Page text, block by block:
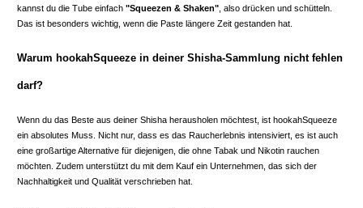
kannst du die Tube einfach "Squeezen & Shaken" , also drücken und schütteln.
Das ist besonders wichtig, wenn die Paste längere Zeit gestanden hat.
Warum hookahSqueeze in deiner Shisha-Sammlung nicht fehlen
darf?
Wenn du das Beste aus deiner Shisha herausholen möchtest, ist hookahSqueeze
ein absolutes Muss. Nicht nur, dass es das Raucherlebnis intensiviert, es ist auch
eine großartige Alternative für diejenigen, die ohne Tabak und Nikotin rauchen
möchten. Zudem unterstützt du mit dem Kauf ein Unternehmen, das sich der
Nachhaltigkeit und Qualität verschrieben hat.